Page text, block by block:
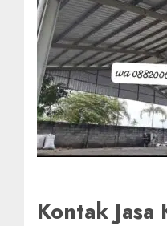
Kontak Jasa